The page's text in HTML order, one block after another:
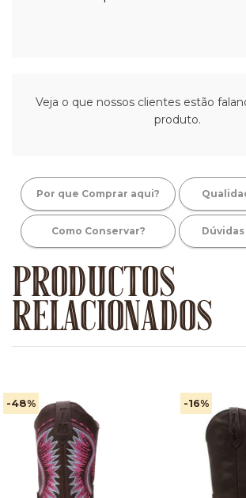
Veja o que nossos clientes estão
produto.
Por que Comprar aqui?
Como Conservar?
PRODUCTOS
RELACIONADOS
-48% -16%